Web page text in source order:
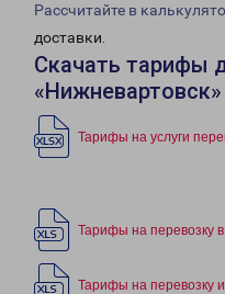
Рассчитайте в
доставки.
Скачать тарифы
«Нижневартовск»
Тарифы на услуги
Тарифы на перевозку
Тарифы на перевозку